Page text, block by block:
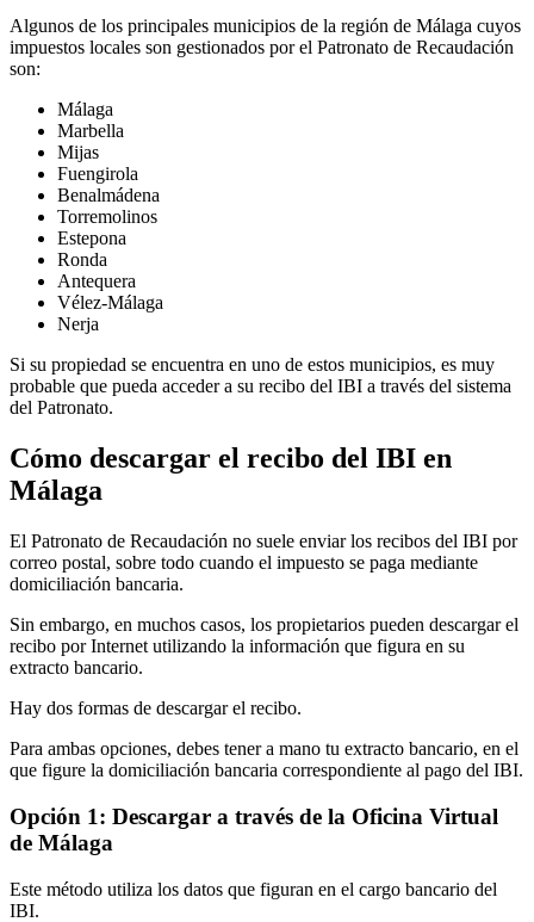
Algunos de los principales municipios de la región de Málaga cuyos
impuestos locales son gestionados por el Patronato de Recaudación
son:
Málaga
Marbella
Mijas
Fuengirola
Benalmádena
Torremolinos
Estepona
Ronda
Antequera
Vélez-Málaga
Nerja
Si su propiedad se encuentra en uno de estos municipios, es muy
probable que pueda acceder a su recibo del IBI a través del sistema
del Patronato.
Cómo descargar el recibo del IBI en
Málaga
El Patronato de Recaudación no suele enviar los recibos del IBI por
correo postal, sobre todo cuando el impuesto se paga mediante
domiciliación bancaria.
Sin embargo, en muchos casos, los propietarios pueden descargar el
recibo por Internet utilizando la información que figura en su
extracto bancario.
Hay dos formas de descargar el recibo.
Para ambas opciones, debes tener a mano tu extracto bancario, en el
que figure la domiciliación bancaria correspondiente al pago del IBI.
Opción 1: Descargar a través de la Oficina Virtual
de Málaga
Este método utiliza los datos que figuran en el cargo bancario del
IBI.